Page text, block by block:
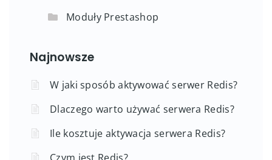
Moduły Prestashop
Najnowsze
W jaki sposób aktywować serwer Redis?
Dlaczego warto używać serwera Redis?
Ile kosztuje aktywacja serwera Redis?